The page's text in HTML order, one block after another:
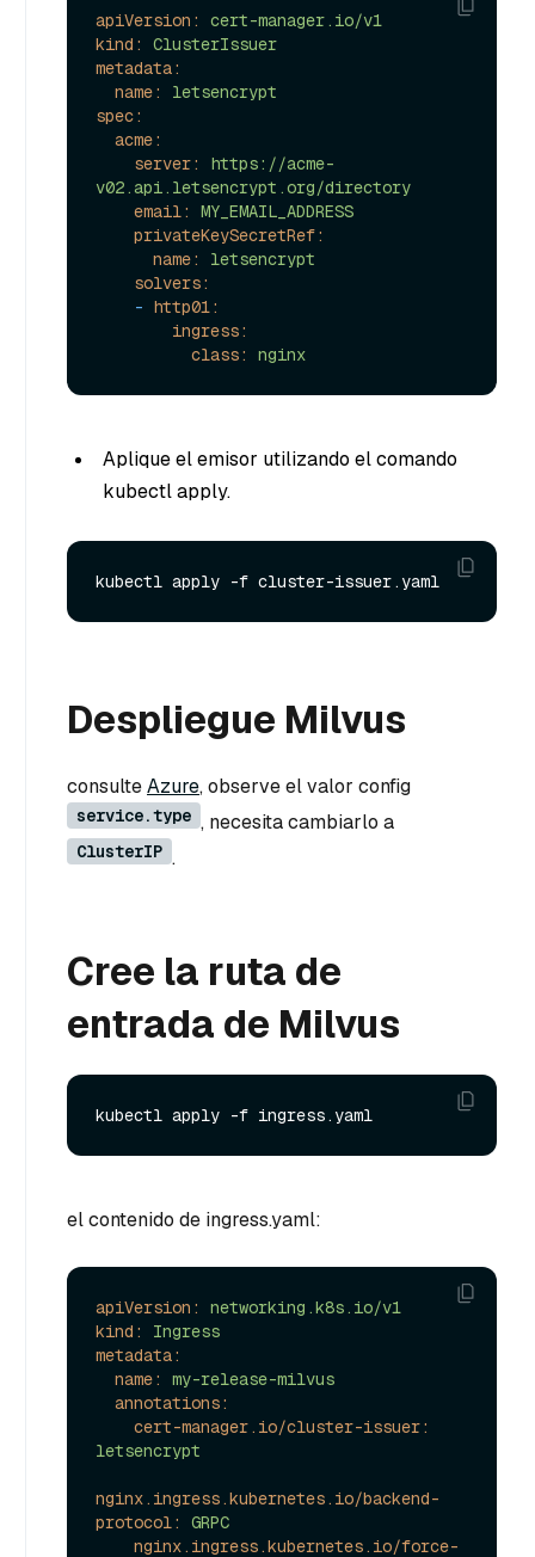
apiVersion:
cert-manager.io/v1
kind:
ClusterIssuer
metadata:
name:
letsencrypt
spec:
acme:
server:
https://acme-
v02.api.letsencrypt.org/directory
email:
MY_EMAIL_ADDRESS
privateKeySecretRef:
name:
letsencrypt
solvers:
- http01:
ingress:
class:
nginx
Aplique el emisor utilizando el comando
kubectl apply.
Despliegue Milvus
consulteAzure, observe el valor config
service.type , necesita cambiarlo a
ClusterIP .
Cree la ruta de
entrada de Milvus
el contenido de ingress.yaml:
apiVersion:
networking.k8s.io/v1
kind:
Ingress
metadata:
name:
my-release-milvus
annotations:
cert-manager.io/cluster-issuer:
letsencrypt
nginx.ingress.kubernetes.io/backend-
protocol:
GRPC
nginx.ingress.kubernetes.io/force-